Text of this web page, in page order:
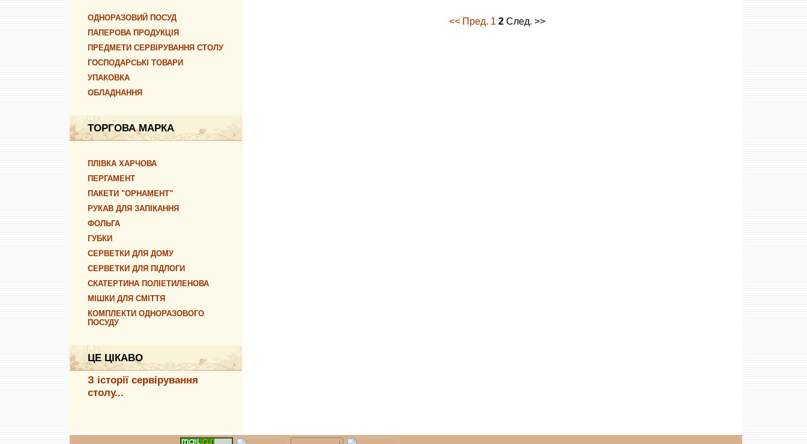
ОДНОРАЗОВИЙ ПОСУД
ПАПЕРОВА ПРОДУКЦІЯ
ПРЕДМЕТИ СЕРВІРУВАННЯ СТОЛУ
ГОСПОДАРСЬКІ ТОВАРИ
УПАКОВКА
ОБЛАДНАННЯ
ТОРГОВА МАРКА
ПЛІВКА ХАРЧОВА
ПЕРГАМЕНТ
ПАКЕТИ "ОРНАМЕНТ"
РУКАВ ДЛЯ ЗАПІКАННЯ
ФОЛЬГА
ГУБКИ
СЕРВЕТКИ ДЛЯ ДОМУ
СЕРВЕТКИ ДЛЯ ПІДЛОГИ
СКАТЕРТИНА ПОЛІЕТИЛЕНОВА
МІШКИ ДЛЯ СМІТТЯ
КОМПЛЕКТИ ОДНОРАЗОВОГО
ПОСУДУ
ЦЕ ЦІКАВО
З історії сервірування
столу...
<< Пред. 1 2След. >>